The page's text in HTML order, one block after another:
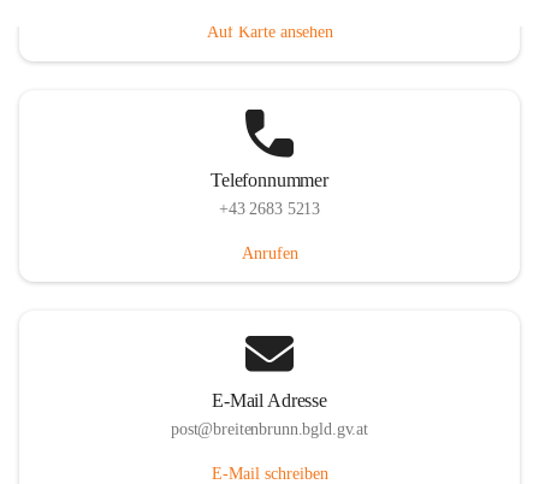
Auf Karte ansehen
Telefonnummer
+43 2683 5213
Anrufen
E-Mail Adresse
post@breitenbrunn.bgld.gv.at
E-Mail schreiben